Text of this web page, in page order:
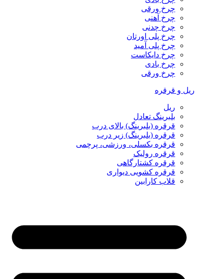
چرخ ورقی
چرخ آهنی
چرخ چدنی
چرخ پلی اورتان
چرخ پلی آمید
چرخ دایکاست
چرخ بادی
چرخ ورقی
ریل و قرقره
ریل
بلبرینگ تعادل
قرقره (بلبرینگ) بالای درب
قرقره (بلبرینگ) زیر درب
قرقره بکسلی، ورزشی، پرچمی
قرقره رولیک
قرقره کشتارگاهی
قرقره کشویی دیواری
قلاب کارابین